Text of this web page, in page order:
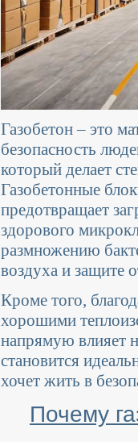
Газобетон – это
безопасность
который делает
Газобетонные
предотвращает
здорового
размножению
воздуха и защите
Кроме того,
хорошими
напрямую влияет
становится
хочет жить в
Почему